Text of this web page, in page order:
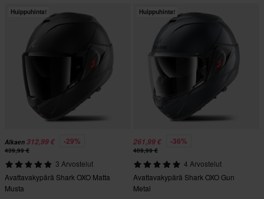
Huippuhinta!
Alkaen 312,99 € -29%
439,99 €
3 Arvostelut
Avattavakypärä Shark OXO Matta
Musta
Huippuhinta!
261,99 € -36%
409,99 €
4 Arvostelut
Avattavakypärä Shark OXO Gun
Metal